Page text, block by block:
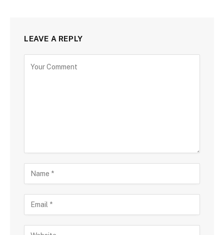
LEAVE A REPLY